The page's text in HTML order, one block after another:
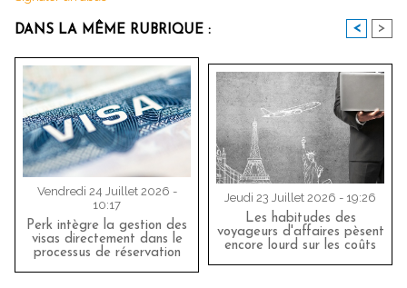
DANS LA MÊME RUBRIQUE : < >
Vendredi 24 Juillet 2026 -
10:17
Perk intègre la gestion des
visas directement dans le
processus de réservation
Jeudi 23 Juillet 2026 - 19:26
Les habitudes des
voyageurs d'affaires pèsent
encore lourd sur les coûts